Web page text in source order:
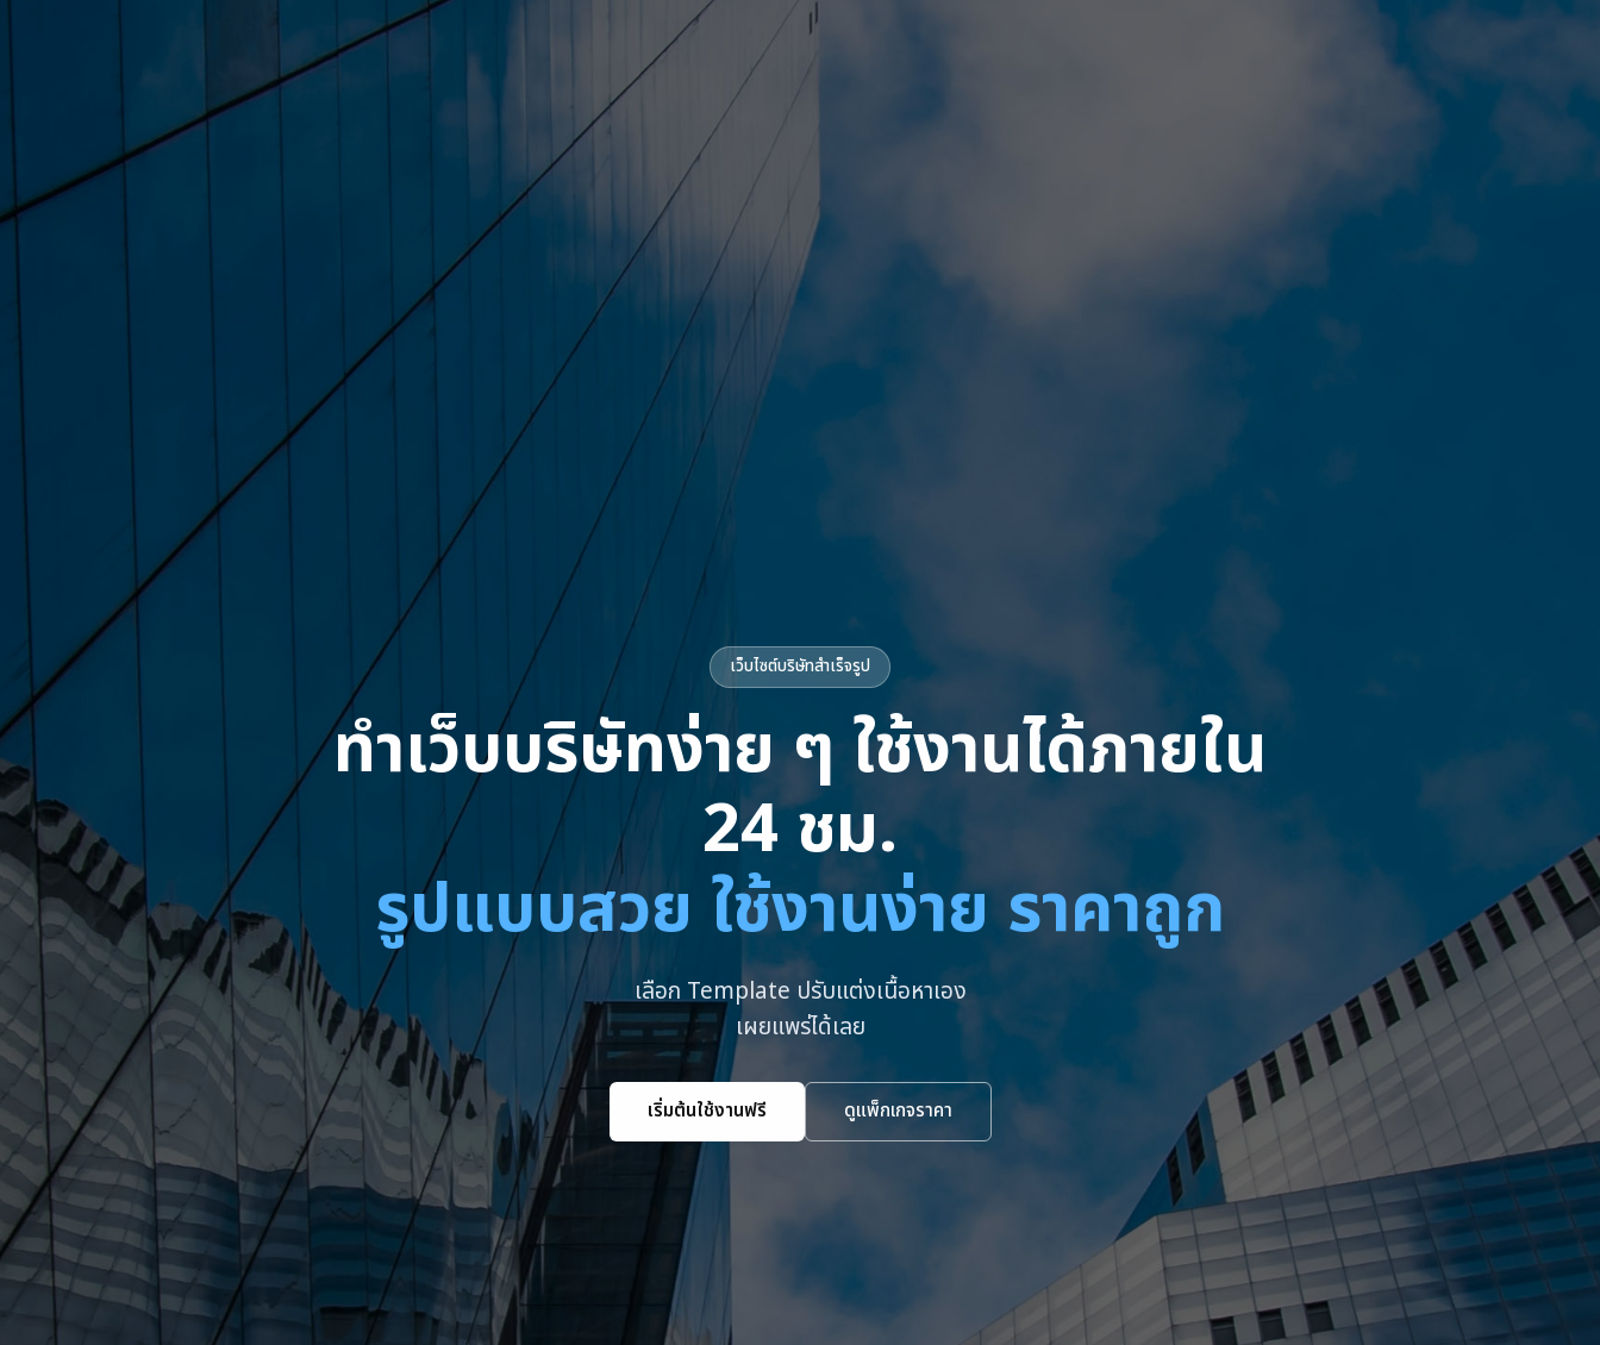
เว็บไซต์บริษัทสำเร็จรูป
ทำเว็บบริษัทง่าย ๆ ใช้งานได้ภายใน
24 ชม.
รูปแบบสวย ใช้งานง่าย ราคาถูก
เลือก Template ปรับแต่งเนื้อหาเอง
เผยแพร่ได้เลย
เริ่มต้นใช้งานฟรี ดูแพ็กเกจราคา